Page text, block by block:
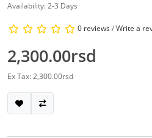
Availability: 2-3 Days
0 reviews /Write a
2,300.00rsd
Ex Tax: 2,300.00rsd